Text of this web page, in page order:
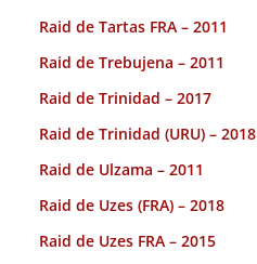
Raid de Tartas FRA – 2011
Raid de Trebujena – 2011
Raid de Trinidad – 2017
Raid de Trinidad (URU) – 2018
Raid de Ulzama – 2011
Raid de Uzes (FRA) – 2018
Raid de Uzes FRA – 2015